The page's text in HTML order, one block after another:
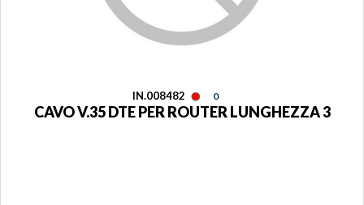
IN.008482 0
CAVO V.35 DTE PER ROUTER LUNGHEZZA 3